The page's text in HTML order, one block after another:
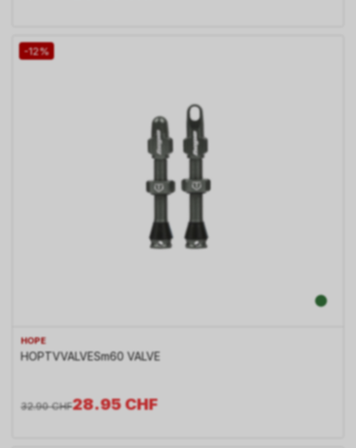
-12%
HOPE
HOPTVVALVESm60 VALVE
28.95CHF
32.90 CHF